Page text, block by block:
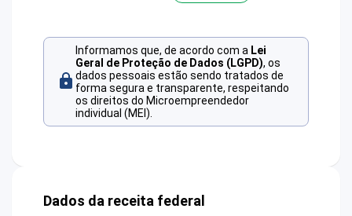
Informamos que, de acordo com a Lei
Geral de Proteção de Dados (LGPD), os
dados pessoais estão sendo tratados de
forma segura e transparente, respeitando
os direitos do Microempreendedor
individual (MEI).
Dados da receita federal